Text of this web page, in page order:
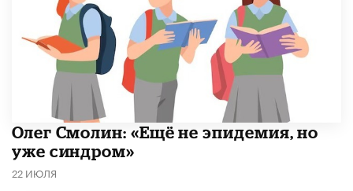
​Олег Смолин: «Ещё не эпидемия, но
уже синдром»
22 ИЮЛЯ